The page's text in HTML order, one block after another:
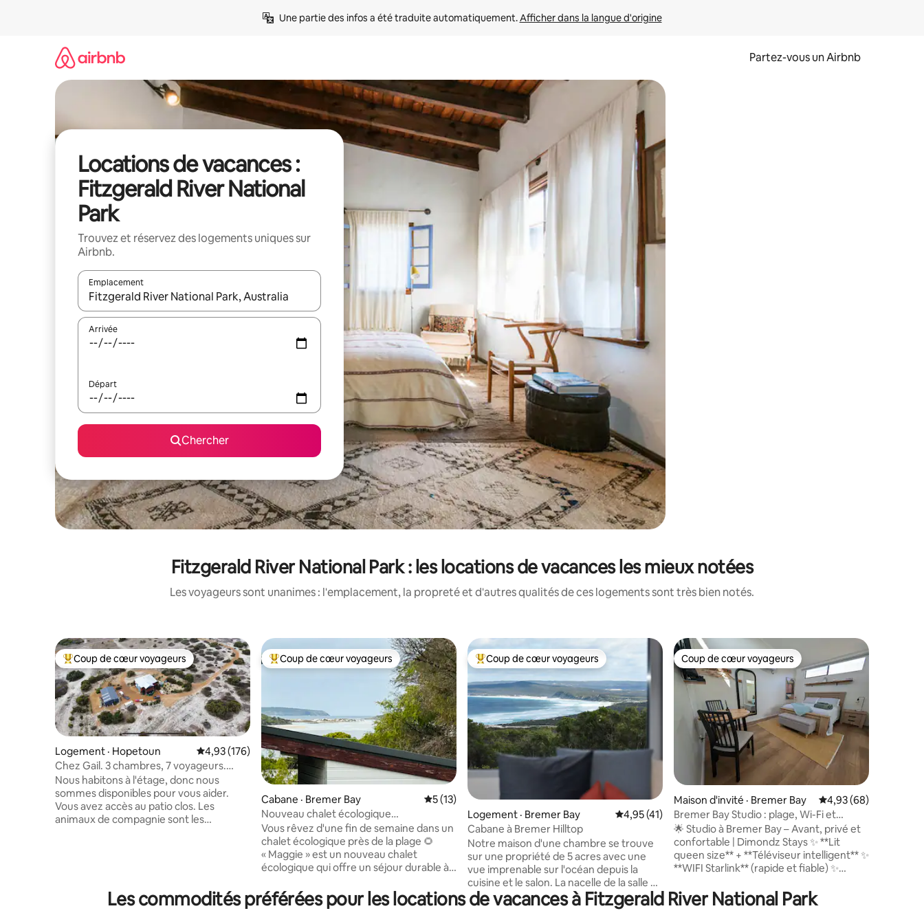
Une partie des infos a été traduite automatiquement. Afficher dans la langue d'origine
Partez-vous un Airbnb
Locations de vacances :
Fitzgerald River National
Park
Trouvez et réservez des logements uniques sur
Airbnb.
Emplacement
Quand les résultats sont affichés, parcourez-les en utilisant les flèches vers le haut et vers le bas, ou en appuyant dessus et en les faisant glisser.
Arrivée
Départ
Chercher
Fitzgerald River National Park : les locations de vacances les mieux notées
Les voyageurs sont unanimes : l'emplacement, la propreté et d'autres qualités de ces logements sont très bien notés.
Coup de cœur voyageurs parmi les plus aimés
Coup de cœur voyageurs
Logement · Hopetoun Note moyenne de 4,93 sur 5, 176 commentaires
4,93 (176)
Chez Gail. 3 chambres, 7 voyageurs.
Animal de compagnie bien élevé en
laisse.
Nous habitons à l'étage, donc nous
sommes disponibles pour vous aider.
Vous avez accès au patio clos. Les
animaux de compagnie sont les
et une grande allée circulaire si vous
devez remorquer quelque chose. À
Coup de cœur voyageurs parmi les plus aimés
Coup de cœur voyageurs
Cabane · Bremer Bay Note moyenne de 5 sur 5, 13 commentaires
5 (13)
Nouveau chalet écologique
« Maggie » | Vue sur la baie
Vous rêvez d'une fin de semaine dans un
chalet écologique près de la plage 🌻
« Maggie » est un nouveau chalet
écologique qui offre un séjour durable à
environnement de Bremer Bay. Une
escapade de rêve pour ceux qui veulent
Coup de cœur voyageurs parmi les plus aimés
Coup de cœur voyageurs
Logement · Bremer Bay Note moyenne de 4,95 sur 5, 41 commentaires
4,95 (41)
Cabane à Bremer Hilltop
Notre maison d'une chambre se trouve
sur une propriété de 5 acres avec une
vue imprenable sur l'océan depuis la
cuisine et le salon. La nacelle de la salle de
bain séparée, idéalement située juste en
face de la terrasse, dispose d'une
Coup de cœur voyageurs
Coup de cœur voyageurs
Maison d'invité · Bremer Bay Note moyenne de
4,93 (68)
Bremer Bay Studio : plage, Wi-Fi et
stationnement gratuit
🌟 Studio à Bremer Bay – Avant, privé et
confortable | Dimondz Stays ✨ **Lit
queen size** + **Téléviseur intelligent** ✨
**WIFI Starlink** (rapide et fiable) ✨
**Véranda fermée** : salle à manger,
**barbecue électrique**, chaises + stores
Les commodités préférées pour les locations de vacances à Fitzgerald River National Park